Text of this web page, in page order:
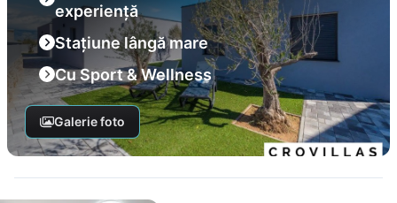
experiență
Stațiune lângă mare
Cu Sport & Wellness
Galerie foto